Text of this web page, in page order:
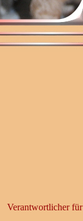
Verantwortlicher